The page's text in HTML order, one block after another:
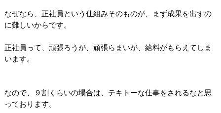
なぜなら、正社員という仕組みそのものが、まず成果を出すの
に難しいからです。
正社員って、頑張ろうが、頑張らまいが、給料がもらえてしま
います。
なので、９割くらいの場合は、テキトーな仕事をされるなと思
っております。